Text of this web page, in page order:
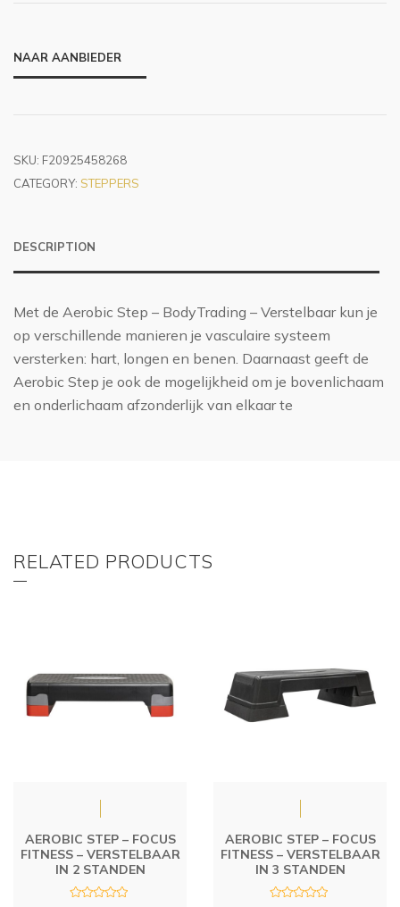
NAAR AANBIEDER
SKU: F20925458268
CATEGORY: STEPPERS
DESCRIPTION
Met de Aerobic Step – BodyTrading – Verstelbaar kun je
op verschillende manieren je vasculaire systeem
versterken: hart, longen en benen. Daarnaast geeft de
Aerobic Step je ook de mogelijkheid om je bovenlichaam
en onderlichaam afzonderlijk van elkaar te
RELATED PRODUCTS
AEROBIC STEP – FOCUS
FITNESS – VERSTELBAAR
IN 2 STANDEN
AEROBIC STEP – FOCUS
FITNESS – VERSTELBAAR
IN 3 STANDEN